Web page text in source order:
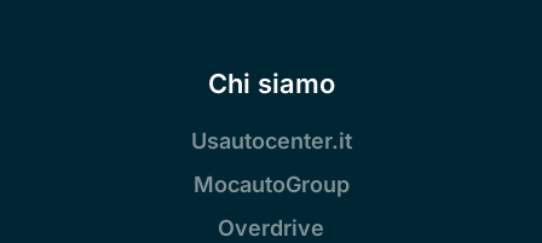
Chi siamo
Usautocenter.it
MocautoGroup
Overdrive